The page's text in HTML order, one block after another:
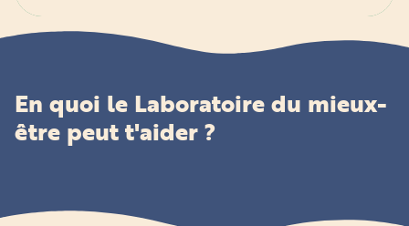
En quoi le Laboratoire du mieux-
être peut t'aider ?